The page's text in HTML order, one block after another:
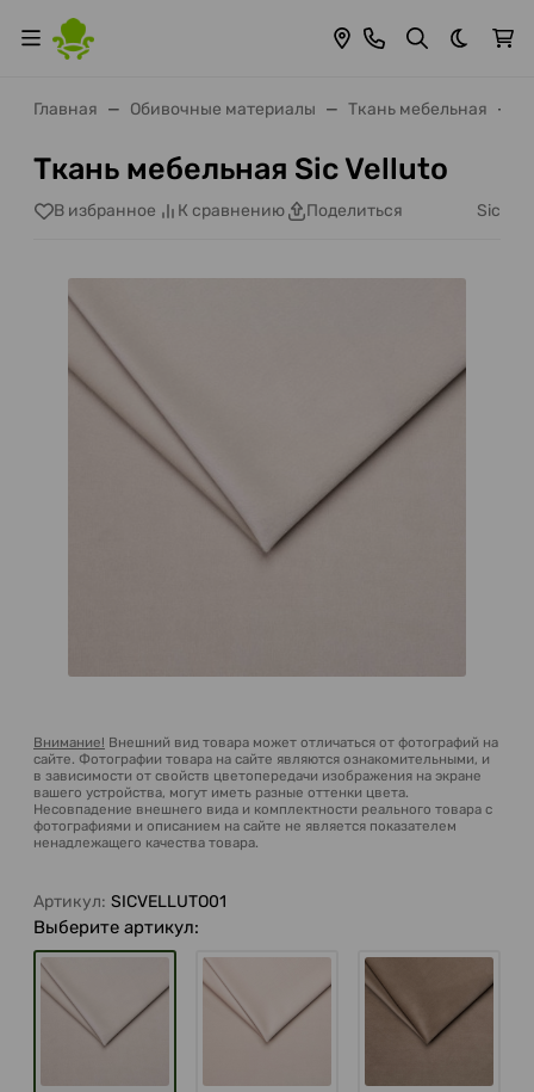
Темная
Главная Обивочные материалы Ткань мебельная
Ткань мебельная Sic Velluto
В избранное К сравнению Поделиться Sic
Внимание! Внешний вид товара может отличаться от фотографий на
сайте. Фотографии товара на сайте являются ознакомительными, и
в зависимости от свойств цветопередачи изображения на экране
вашего устройства, могут иметь разные оттенки цвета.
Несовпадение внешнего вида и комплектности реального товара с
фотографиями и описанием на сайте не является показателем
ненадлежащего качества товара.
Артикул: SICVELLUTO01
Выберите артикул: